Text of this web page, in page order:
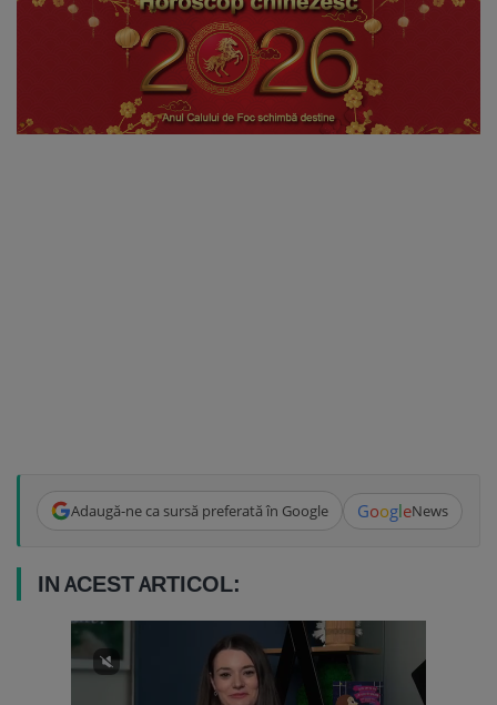
Adaugă-ne ca sursă preferată în Google GoogleNews
IN ACEST ARTICOL: